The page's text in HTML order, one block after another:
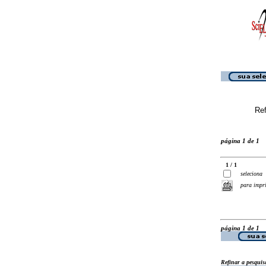
página 1 de 1
1 / 1
seleciona
para
página 1 de 1
Refinar a